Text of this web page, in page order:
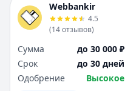
Webbankir
4.5
(14отзывов)
Сумма
до 30 000 ₽
Срок
до 30 дней
Одобрение
Высокое